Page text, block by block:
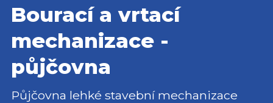
Bourací a vrtací
mechanizace -
půjčovna
Půjčovna lehké stavební mechanizace